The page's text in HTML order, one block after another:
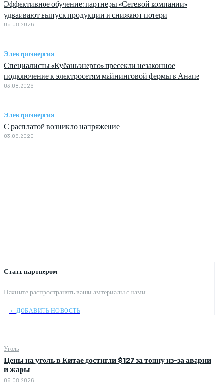
Стать партнером
Начните распространять ваши амтериалы с нами
﹢ ДОБАВИТЬ НОВОСТЬ
Уголь
Цены на уголь в Китае достигли $127 за тонну из-за аварии
и жары
06.08.2026
Эффективное обучение: партнеры «Сетевой компании»
удваивают выпуск продукции и снижают потери
05.08.2026
Электроэнергия
Специалисты «Кубаньэнерго» пресекли незаконное
подключение к электросетям майнинговой фермы в Анапе
03.08.2026
Электроэнергия
С расплатой возникло напряжение
03.08.2026